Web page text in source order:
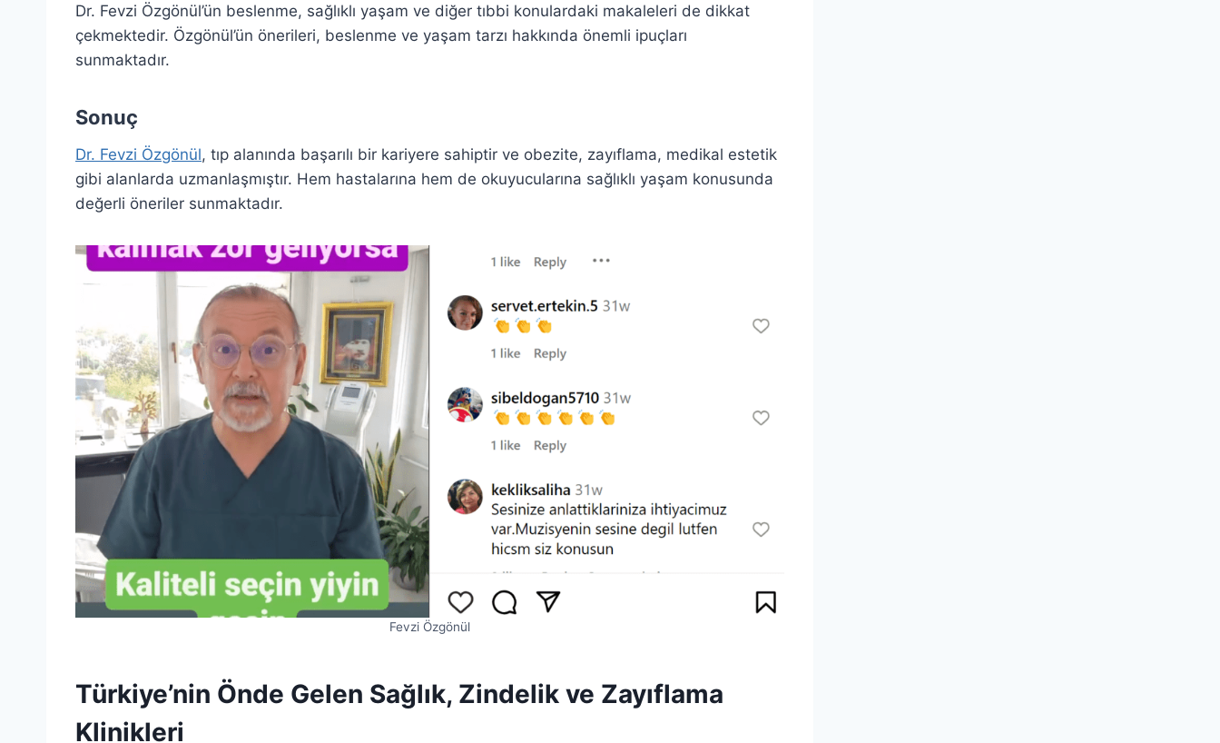
Dr. Fevzi Özgönül’ün beslenme, sağlıklı yaşam ve diğer tıbbi konulardaki makaleleri de dikkat
çekmektedir. Özgönül’ün önerileri, beslenme ve yaşam tarzı hakkında önemli ipuçları
sunmaktadır.
Sonuç
Dr. Fevzi Özgönül, tıp alanında başarılı bir kariyere sahiptir ve obezite, zayıflama, medikal estetik
gibi alanlarda uzmanlaşmıştır. Hem hastalarına hem de okuyucularına sağlıklı yaşam konusunda
değerli öneriler sunmaktadır.
Fevzi Özgönül
Türkiye’nin Önde Gelen Sağlık, Zindelik ve Zayıflama
Klinikleri